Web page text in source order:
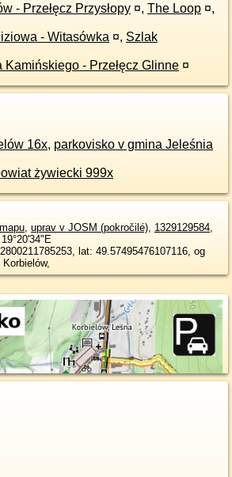
- Przełęcz Przysłopy ¤, The Loop ¤,
- Witasówka ¤, Szlak
- Przełęcz Glinne ¤
16x, parkovisko v gmina Jeleśnia
żywiecki 999x
, uprav v JOSM (pokročilé), 1329129584,
19°20'34"E
lat: 49.57495476107116, og